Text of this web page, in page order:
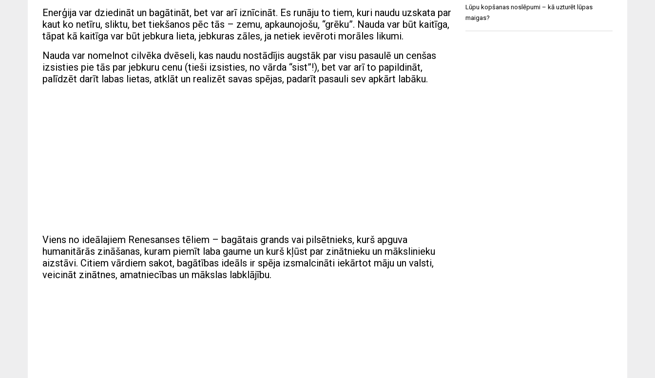
Enerģija var dziedināt un bagātināt, bet var arī iznīcināt. Es runāju to tiem, kuri naudu uzskata par
kaut ko netīru, sliktu, bet tiekšanos pēc tās – zemu, apkaunojošu, “grēku”. Nauda var būt kaitīga,
tāpat kā kaitīga var būt jebkura lieta, jebkuras zāles, ja netiek ievēroti morāles likumi.
Nauda var nomelnot cilvēka dvēseli, kas naudu nostādījis augstāk par visu pasaulē un cenšas
izsisties pie tās par jebkuru cenu (tieši izsisties, no vārda “sist”!), bet var arī to papildināt,
palīdzēt darīt labas lietas, atklāt un realizēt savas spējas, padarīt pasauli sev apkārt labāku.
Viens no ideālajiem Renesanses tēliem – bagātais grands vai pilsētnieks, kurš apguva
humanitārās zināšanas, kuram piemīt laba gaume un kurš kļūst par zinātnieku un mākslinieku
aizstāvi. Citiem vārdiem sakot, bagātības ideāls ir spēja izsmalcināti iekārtot māju un valsti,
veicināt zinātnes, amatniecības un mākslas labklājību.
Lūpu kopšanas noslēpumi – kā uzturēt lūpas
maigas?